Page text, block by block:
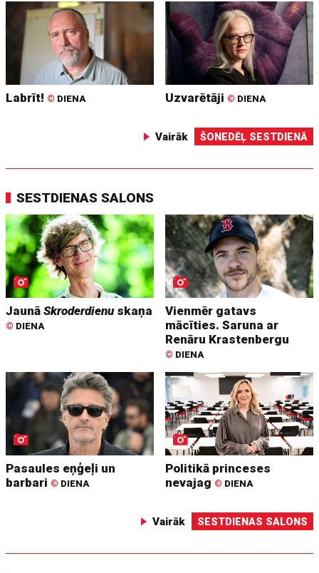
Labrīt! © DIENA Uzvarētāji © DIENA
Vairāk ŠONEDĒĻ SESTDIENĀ
SESTDIENAS SALONS
JaunāSkroderdienuskaņa
© DIENA
Vienmēr gatavs
mācīties. Saruna ar
Renāru Krastenbergu
© DIENA
Pasaules eņģeļi un
barbari © DIENA
Politikā princeses
nevajag © DIENA
Vairāk SESTDIENAS SALONS